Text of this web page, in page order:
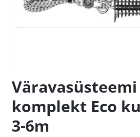
Väravasüsteemi
komplekt Eco
3-6m